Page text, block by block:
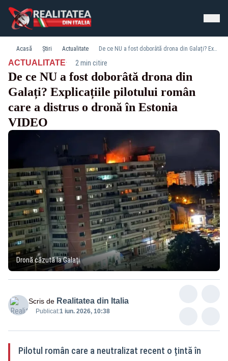
Acasă Știri Actualitate De ce NU a fost doborâtă drona din Galați? Explicațiile pilotului român care a distrus o dronă în Estonia VIDEO
ACTUALITATE· 2 min citire
De ce NU a fost doborâtă drona din
Galați? Explicațiile pilotului român
care a distrus o dronă în Estonia
VIDEO
Dronă căzută la Galați
Scris de Realitatea din Italia
Publicat:1 iun. 2026, 10:38
Pilotul român care a neutralizat recent o țintă în